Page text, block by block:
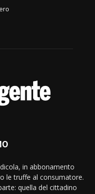
in abbonamento
le truffe al consumatore.
quella del cittadino